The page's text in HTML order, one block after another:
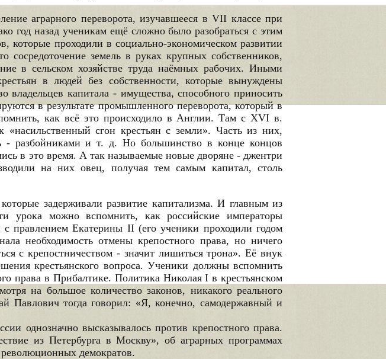
аграрного переворота, изучавшееся в VII классе при
год назад ученикам ещё сложно было разобраться с этим
которые проходили в социально-экономическом развитии
земель в руках крупных собственников,
в сельском хозяйстве труда наёмных рабочих. Иными
в людей без собственности, которые вынуждены
капитала - имущества, способного приносить
в результате промышленного переворота, который в
как всё это происходило в Англии. Там с XVI в.
«насильственный сгон крестьян с земли». Часть из них,
- разбойниками и т. д. Но большинство в конце концов
в это время. А так называемые новые дворяне - джентри
на них овец, получая тем самым капитал, столь
задерживали развитие капитализма. И главным из
урока можно вспомнить, как российские императоры
с правлением Екатерины II (его ученики проходили годом
необходимость отмены крепостного права, но ничего
с крепостничеством - значит лишиться трона». Её внук
крестьянского вопроса. Ученики должны вспомнить
права в Прибалтике. Политика Николая I в крестьянском
на большое количество законов, никакого реального
Павлович тогда говорил: «Я, конечно, самодержавный и
однозначно высказывалось против крепостного права.
из Петербурга в Москву», об аграрных программах
демократов.